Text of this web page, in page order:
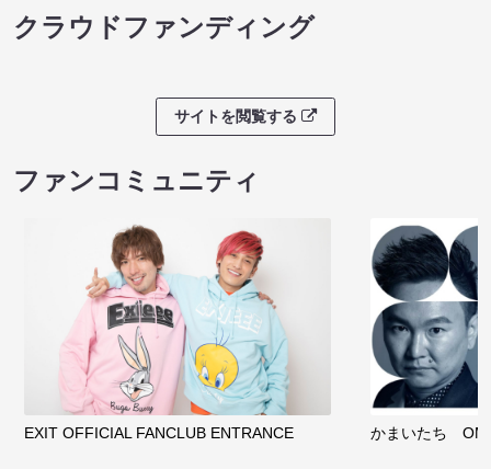
クラウドファンディング
サイトを閲覧する
ファンコミュニティ
EXIT OFFICIAL FANCLUB ENTRANCE かまいたち